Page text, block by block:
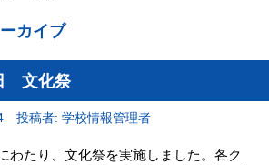
カイブ
文化祭
投稿者: 学校情報管理者
わたり、文化祭を実施しました。各ク